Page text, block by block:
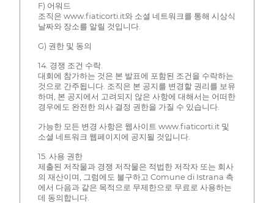
F) 어워드
조직은 www.fiaticorti.it와 소셜 네트워크를 통해 시상식
날짜와 장소를 알릴 것입니다.
G) 권한 및 동의
14. 경쟁 조건 수락.
대회에 참가하는 것은 본 발표에 포함된 조건을 수락하는
것으로 간주됩니다. 조직은 본 공지를 변경할 권리를 보유
하며, 본 공지에서 고려되지 않은 사항에 대해서는 어떠한
경우에도 완전한 의사 결정 권한을 가질 수 있습니다.
가능한 모든 변경 사항은 웹사이트 www.fiaticorti.it 및
소셜 네트워크 웹페이지에 공지될 것입니다.
15. 사용 권한
제출된 저작물과 경쟁 저작물은 적법한 저작자 또는 회사
의 재산이며, 그럼에도 불구하고 Comune di Istrana 측
에서 다음과 같은 목적으로 무제한으로 무료로 사용하는
데 동의합니다.